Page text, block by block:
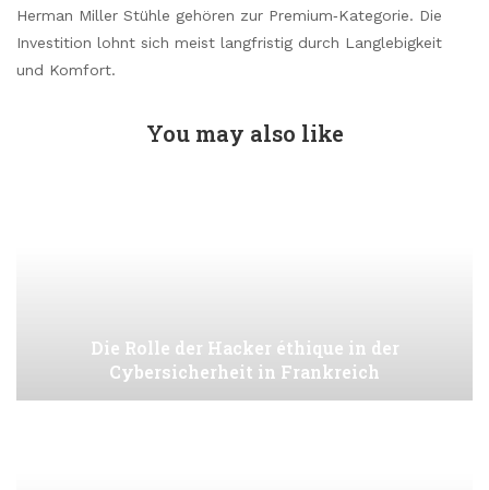
Herman Miller Stühle gehören zur Premium‑Kategorie. Die
Investition lohnt sich meist langfristig durch Langlebigkeit
und Komfort.
You may also like
Die Rolle der Hacker éthique in der
Cybersicherheit in Frankreich